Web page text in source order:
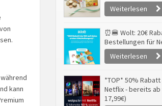
kann
Weiterlesen
⏰🍔 Wolt: 20€
Bestellungen für
Weiterlesen
*TOP* 50%
Netflix - bereits
17,99€)